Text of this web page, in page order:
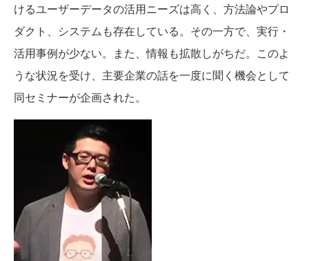
けるユーザーデータの活用ニーズは高く、方法論やプロ
ダクト、システムも存在している。その一方で、実行・
活用事例が少ない。また、情報も拡散しがちだ。このよ
うな状況を受け、主要企業の話を一度に聞く機会として
同セミナーが企画された。